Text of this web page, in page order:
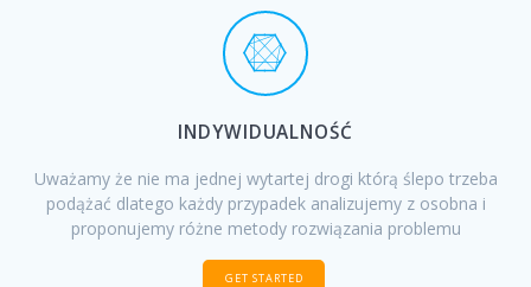
INDYWIDUALNOŚĆ
Uważamy że nie ma jednej wytartej drogi którą ślepo trzeba
podążać dlatego każdy przypadek analizujemy z osobna i
proponujemy różne metody rozwiązania problemu
GET STARTED